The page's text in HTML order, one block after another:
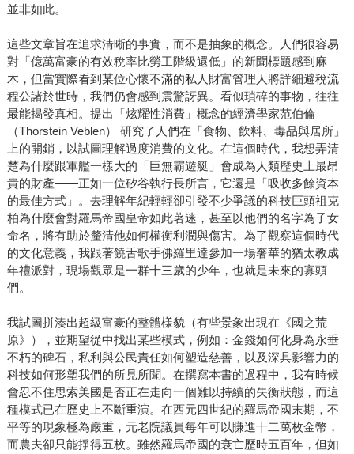
並非如此。
這些文章旨在追求清晰的事實，而不是抽象的概念。人們很容易
對「億萬富豪的有效稅率比勞工階級還低」的新聞標題感到麻
木，但當實際看到某位心懷不滿的私人財富管理人將詳細避稅流
程公諸於世時，我們仍會感到震驚訝異。看似瑣碎的事物，往往
最能揭發真相。提出「炫耀性消費」概念的經濟學家范伯倫
（Thorstein Veblen） 研究了人們在「食物、飲料、毒品與居所」
上的開銷，以試圖理解過度消費的文化。在這個時代，我想弄清
楚為什麼跟軍艦一樣大的「巨無霸遊艇」會成為人類歷史上最昂
貴的財產——正如一位矽谷執行長所言，它還是「吸收多餘資本
的最佳方式」。去理解年紀輕輕卻引發不少爭議的科技巨頭祖克
柏為什麼會對羅馬帝國皇帝如此著迷，甚至以他們的名字為子女
命名，將有助於釐清他如何權衡利潤與傷害。為了觀察這個時代
的文化意義，我跟著饒舌歌手佛羅里達參加一場奢華的猶太教成
年禮派對，現場觀眾是一群十三歲的少年，也就是未來的寡頭
們。
我試圖拼湊出超級富豪的整體樣貌（有些景象出現在《國之荒
原》），並期望從中找出某些模式，例如：金錢如何化身為永垂
不朽的碑石，私利與公民責任如何塑造慈善，以及深具影響力的
科技如何形塑我們的所見所聞。在撰寫本書的過程中，我有時候
會忍不住思索美國是否正在走向一個難以持續的失衡狀態，而這
種模式已在歷史上不斷重演。在西元四世紀的羅馬帝國末期，不
平等的現象極為嚴重，元老院議員每年可以賺進十二萬枚金幣，
而農夫卻只能掙得五枚。雖然羅馬帝國的衰亡歷時五百年，但如